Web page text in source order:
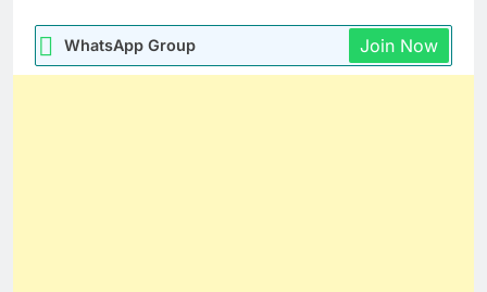
WhatsApp Group Join Now